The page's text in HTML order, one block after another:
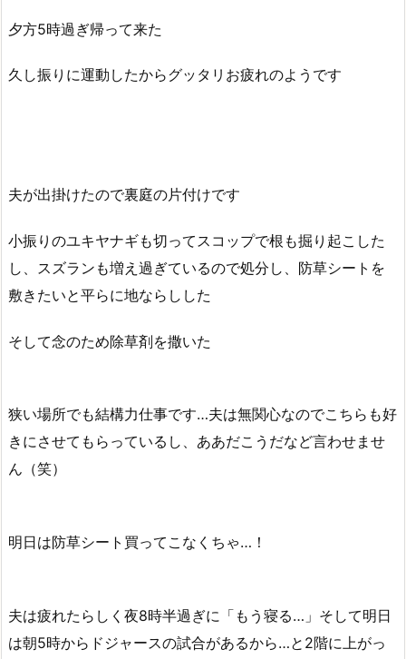
夕方5時過ぎ帰って来た
久し振りに運動したからグッタリお疲れのようです
夫が出掛けたので裏庭の片付けです
小振りのユキヤナギも切ってスコップで根も掘り起こした
し、スズランも増え過ぎているので処分し、防草シートを
敷きたいと平らに地ならしした
そして念のため除草剤を撒いた
狭い場所でも結構力仕事です…夫は無関心なのでこちらも好
きにさせてもらっているし、ああだこうだなど言わせませ
ん（笑）
明日は防草シート買ってこなくちゃ…！
夫は疲れたらしく夜8時半過ぎに「もう寝る…」そして明日
は朝5時からドジャースの試合があるから…と2階に上がっ